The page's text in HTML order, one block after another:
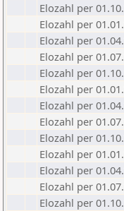
Elozahl per
Elozahl per
Elozahl per
Elozahl per
Elozahl per
Elozahl per
Elozahl per
Elozahl per
Elozahl per
Elozahl per
Elozahl per
Elozahl per
Elozahl per